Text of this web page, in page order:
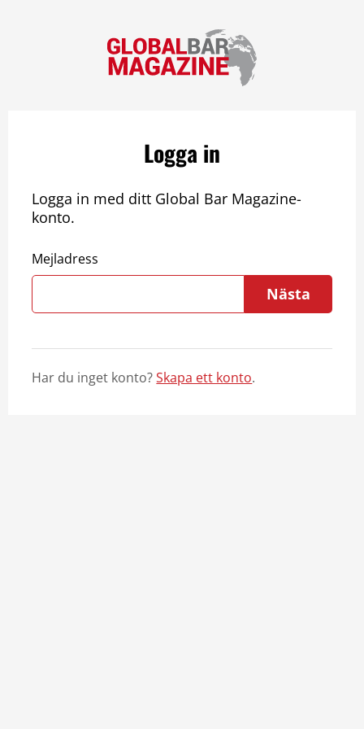
Logga in
Logga in med ditt Global Bar Magazine-
konto.
Mejladress
Nästa
Har du inget konto?Skapa ett konto.